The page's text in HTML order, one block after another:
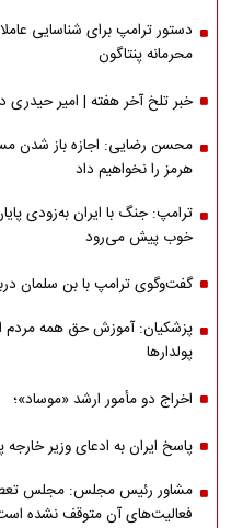
دستور ترامپ برای شناسایی
محرمانه پنتاگون
خبر تلخ آخر هفته | امیر
محسن رضایی: اجازه باز شدن
هرمز را نخواهیم داد
ترامپ: جنگ با ایران به‌زودی
خوب پیش می‌رود
گفت‌وگوی ترامپ با بن سلمان
پزشکیان: آموزش حق همه مردم
پولدارها
اخراج دو مأمور ارشد «موساد»؛
پاسخ ایران به ادعای وزیر
مشاور رئیس مجلس: مجلس
فعالیت‌های آن متوقف نشده